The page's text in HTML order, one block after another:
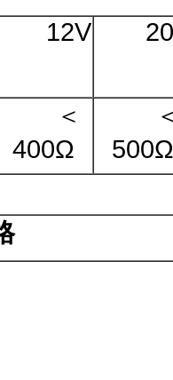
12V
＜
400Ω 500Ω